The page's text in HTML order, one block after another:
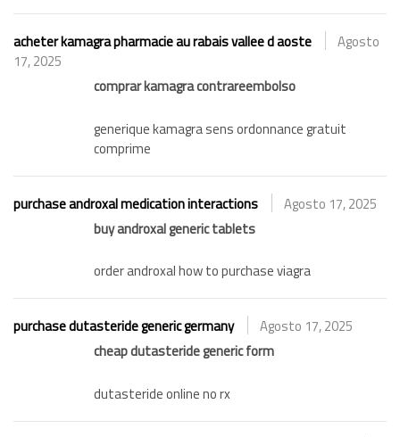
acheter kamagra pharmacie au rabais vallee d aoste
Agosto
17, 2025
comprar kamagra contrareembolso
generique kamagra sens ordonnance gratuit
comprime
purchase androxal medication interactions
Agosto 17, 2025
buy androxal generic tablets
order androxal how to purchase viagra
purchase dutasteride generic germany
Agosto 17, 2025
cheap dutasteride generic form
dutasteride online no rx